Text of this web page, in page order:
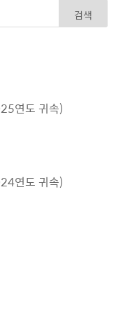
연도 귀속)
연도 귀속)